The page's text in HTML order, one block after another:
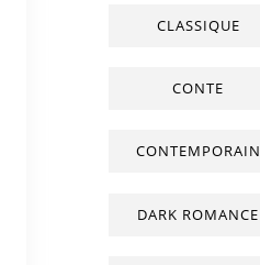
CLASSIQUE
CONTE
CONTEMPORAIN
DARK ROMANCE